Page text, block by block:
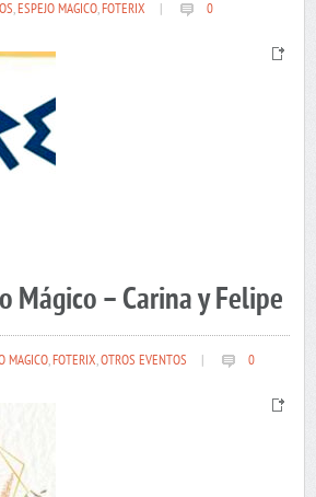
,ESPEJO MAGICO,FOTERIX 0
Mágico – Carina y Felipe
MAGICO,FOTERIX,OTROS EVENTOS 0